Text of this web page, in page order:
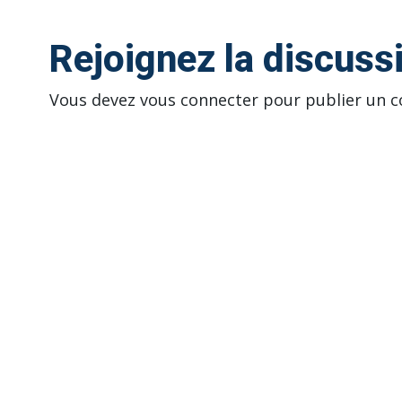
Rejoignez la
Vous devez vous connecter pour publier un